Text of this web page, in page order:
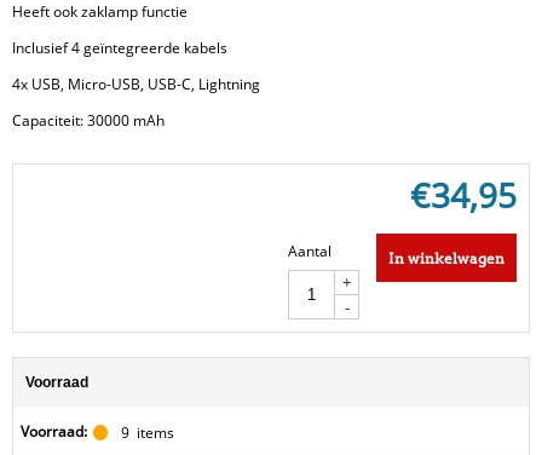
Heeft ook zaklamp functie
Inclusief 4 geïntegreerde kabels
4x USB, Micro-USB, USB-C, Lightning
Capaciteit: 30000 mAh
€34,95
Aantal
+
-
In winkelwagen
Voorraad
Voorraad: 9 items